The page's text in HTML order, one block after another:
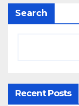
e
b d
Search
Recent Posts